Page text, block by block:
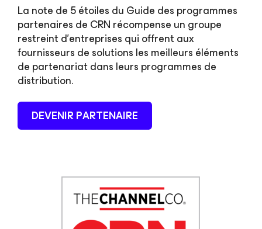
La note de 5 étoiles du Guide des programmes
partenaires de CRN récompense un groupe
restreint d’entreprises qui offrent aux
fournisseurs de solutions les meilleurs éléments
de partenariat dans leurs programmes de
distribution.
DEVENIR PARTENAIRE